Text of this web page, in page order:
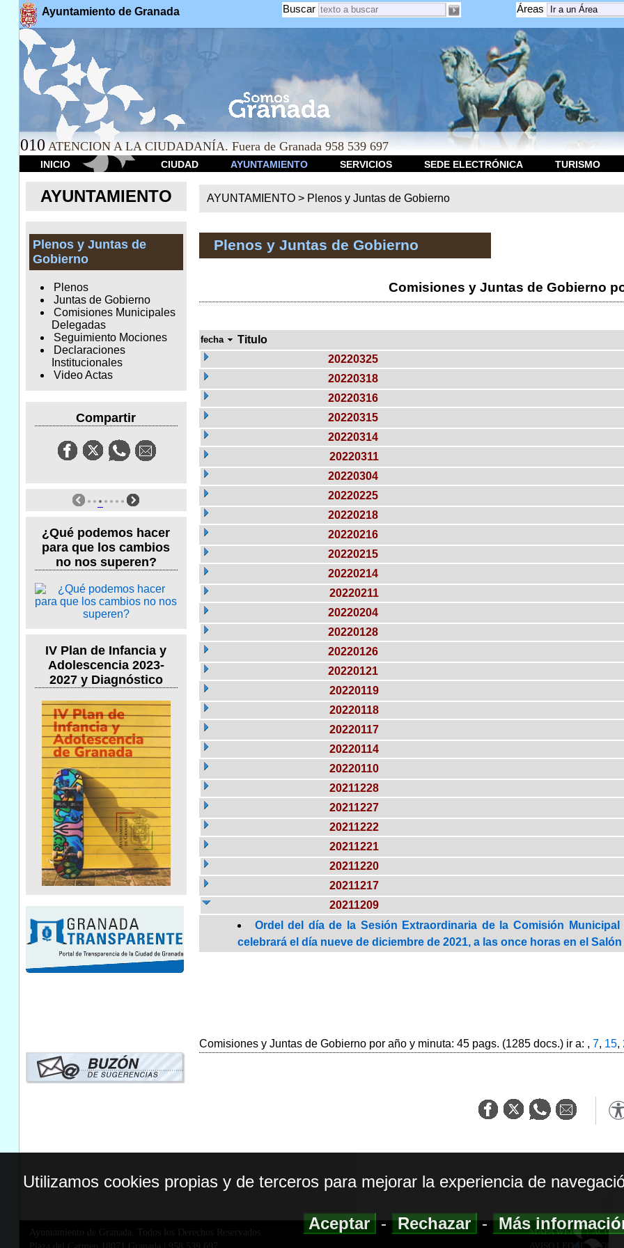
Ayuntamiento de Granada Áreas
Buscar
010 ATENCION A LA CIUDADANÍA. Fuera de Granada 958 539 697
INICIO CIUDAD AYUNTAMIENTO SERVICIOS SEDE ELECTRÓNICA TURISMO
AYUNTAMIENTO
Plenos y Juntas de
Gobierno
Plenos
Juntas de Gobierno
Comisiones Municipales
Delegadas
Seguimiento Mociones
Declaraciones
Institucionales
Video Actas
Compartir
¿Qué podemos hacer
para que los cambios
no nos superen?
IV Plan de Infancia y
Adolescencia 2023-
2027 y Diagnóstico
AYUNTAMIENTO > Plenos y Juntas de Gobierno
Plenos y Juntas de Gobierno
Comisiones y Juntas de Gobierno
fecha Titulo
20220325
20220318
20220316
20220315
20220314
20220311
20220304
20220225
20220218
20220216
20220215
20220214
20220211
20220204
20220128
20220126
20220121
20220119
20220118
20220117
20220114
20220110
20211228
20211227
20211222
20211221
20211220
20211217
20211209
Ordel del día de la Sesión Extraordinaria de la Comisión
celebrará el día nueve de diciembre de 2021, a las once horas en el
Comisiones y Juntas de Gobierno por año y minuta: 45 pags. (1285 docs.) ir a: , 7, 15,
Ayuntamiento de Granada. Todos los Derechos Reservados.
MAPA WEB|
AVISO LEGAL|
Utilizamos cookies propias y de terceros para mejorar la experiencia de
Aceptar-Rechazar-Más